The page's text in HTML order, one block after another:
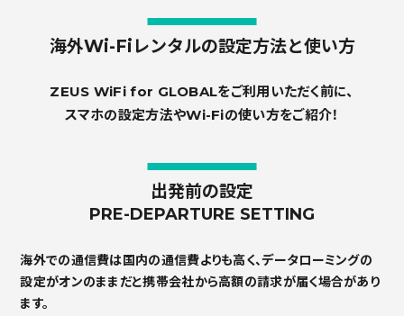
海外Wi-Fiレンタルの設定方法と使い方
ZEUS WiFi for GLOBALをご利用いただく前に、
スマホの設定方法やWi-Fiの使い方をご紹介！
出発前の設定
PRE-DEPARTURE SETTING
海外での通信費は国内の通信費よりも高く、データローミングの
設定がオンのままだと携帯会社から高額の請求が届く場合があり
ます。